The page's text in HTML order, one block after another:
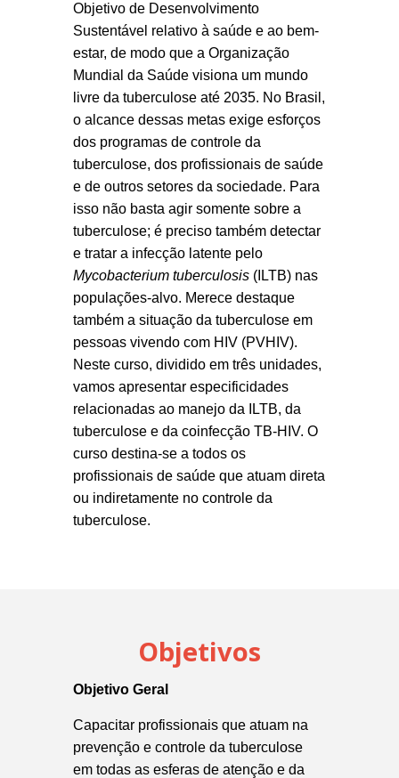
Objetivo de Desenvolvimento
Sustentável relativo à saúde e ao bem-
estar, de modo que a Organização
Mundial da Saúde visiona um mundo
livre da tuberculose até 2035. No Brasil,
o alcance dessas metas exige esforços
dos programas de controle da
tuberculose, dos profissionais de saúde
e de outros setores da sociedade. Para
isso não basta agir somente sobre a
tuberculose; é preciso também detectar
e tratar a infecção latente pelo
Mycobacterium tuberculosis (ILTB) nas
populações-alvo. Merece destaque
também a situação da tuberculose em
pessoas vivendo com HIV (PVHIV).
Neste curso, dividido em três unidades,
vamos apresentar especificidades
relacionadas ao manejo da ILTB, da
tuberculose e da coinfecção TB-HIV. O
curso destina-se a todos os
profissionais de saúde que atuam direta
ou indiretamente no controle da
tuberculose.
Objetivos
Objetivo Geral
Capacitar profissionais que atuam na
prevenção e controle da tuberculose
em todas as esferas de atenção e da